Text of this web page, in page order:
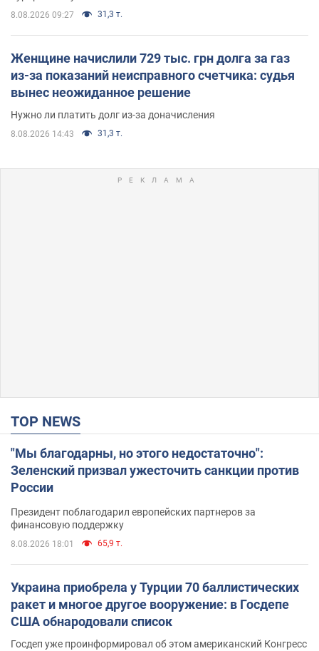
8.08.2026 09:27 31,3 т.
Женщине начислили 729 тыс. грн долга за газ
из-за показаний неисправного счетчика: судья
вынес неожиданное решение
Нужно ли платить долг из-за доначисления
8.08.2026 14:43 31,3 т.
TOP NEWS
"Мы благодарны, но этого недостаточно":
Зеленский призвал ужесточить санкции против
России
Президент поблагодарил европейских партнеров за
финансовую поддержку
8.08.2026 18:01 65,9 т.
Украина приобрела у Турции 70 баллистических
ракет и многое другое вооружение: в Госдепе
США обнародовали список
Госдеп уже проинформировал об этом американский Конгресс